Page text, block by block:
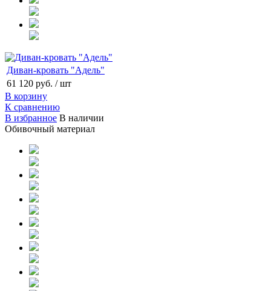
Диван-кровать "Адель"
61 120 руб. / шт
В корзину
К сравнению
В избранное В наличии
Обивочный материал